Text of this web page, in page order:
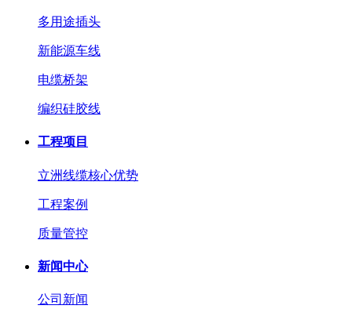
多用途插头
新能源车线
电缆桥架
编织硅胶线
工程项目
立洲线缆核心优势
工程案例
质量管控
新闻中心
公司新闻